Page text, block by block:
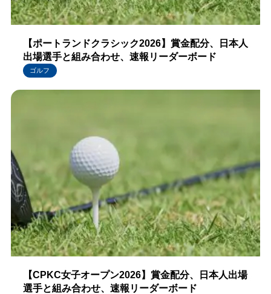
【ポートランドクラシック2026】賞金配分、日本人
出場選手と組み合わせ、速報リーダーボード
ゴルフ
【CPKC女子オープン2026】賞金配分、日本人出場
選手と組み合わせ、速報リーダーボード